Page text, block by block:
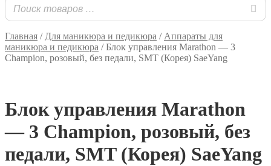
Главная / Для маникюра и педикюра / Аппараты для
маникюра и педикюра /Блок управления Marathon — 3
Champion, розовый, без педали, SMT (Корея) SaeYang
Блок управления Marathon
— 3 Champion, розовый, без
педали, SMT (Корея) SaeYang